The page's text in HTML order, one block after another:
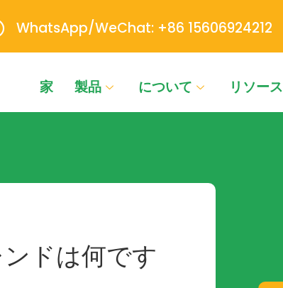
WhatsApp/WeChat: +86 15606924212
家 製品 について リソース
ドは何です